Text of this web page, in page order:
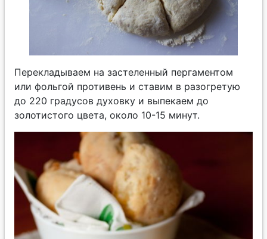
Перекладываем на застеленный пергаментом
или фольгой противень и ставим в разогретую
до 220 градусов духовку и выпекаем до
золотистого цвета, около 10-15 минут.